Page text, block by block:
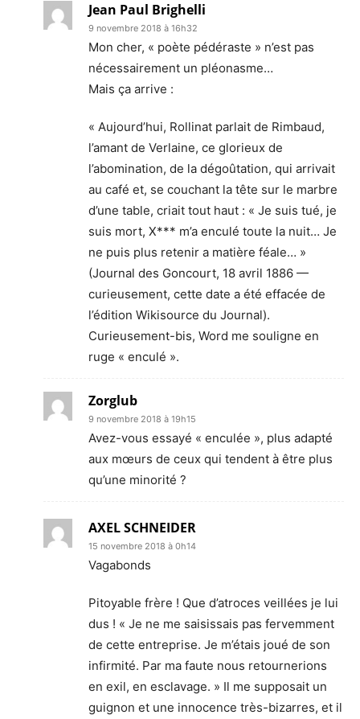
Jean Paul Brighelli
9 novembre 2018 à 16h32
Mon cher, « poète pédéraste » n’est pas
nécessairement un pléonasme…
Mais ça arrive :
« Aujourd’hui, Rollinat parlait de Rimbaud,
l’amant de Verlaine, ce glorieux de
l’abomination, de la dégoûtation, qui arrivait
au café et, se couchant la tête sur le marbre
d’une table, criait tout haut : « Je suis tué, je
suis mort, X*** m’a enculé toute la nuit… Je
ne puis plus retenir a matière féale… »
(Journal des Goncourt, 18 avril 1886 —
curieusement, cette date a été effacée de
l’édition Wikisource du Journal).
Curieusement-bis, Word me souligne en
ruge « enculé ».
Zorglub
9 novembre 2018 à 19h15
Avez-vous essayé « enculée », plus adapté
aux mœurs de ceux qui tendent à être plus
qu’une minorité ?
AXEL SCHNEIDER
15 novembre 2018 à 0h14
Vagabonds
Pitoyable frère ! Que d’atroces veillées je lui
dus ! « Je ne me saisissais pas fervemment
de cette entreprise. Je m’étais joué de son
infirmité. Par ma faute nous retournerions
en exil, en esclavage. » Il me supposait un
guignon et une innocence très-bizarres, et il